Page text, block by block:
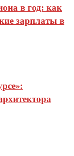
в год: как
зарплаты в